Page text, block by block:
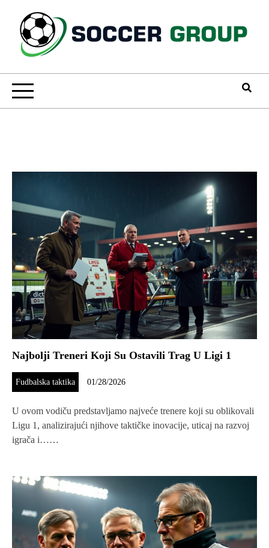
content
Soccer Group
Najbolji Treneri Koji Su Ostavili Trag U Ligi 1
Fudbalska taktika 01/28/2026
U ovom vodiču predstavljamo najveće trenere koji su oblikovali
Ligu 1, analizirajući njihove taktičke inovacije, uticaj na razvoj
igrača i……